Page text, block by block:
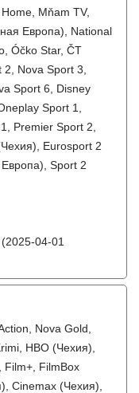
Mňam TV,
Европа), National
Óčko Star, ČT
Nova Sport 3,
Sport 6, Disney
Sport 1,
Premier Sport 2,
Eurosport 2
Sport 2
(2025-04-01
Nova Gold,
HBO (Чехия),
Film+, FilmBox
Cinemax (Чехия),